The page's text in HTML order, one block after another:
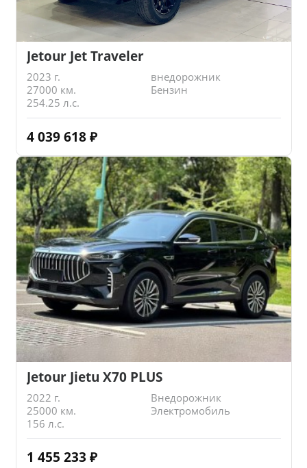
Jetour Jet Traveler
2023 г.
внедорожник
27000 км.
Бензин
254.25 л.с.
4 039 618 ₽
Jetour Jietu X70 PLUS
2022 г.
Внедорожник
25000 км.
Электромобиль
156 л.с.
1 455 233 ₽